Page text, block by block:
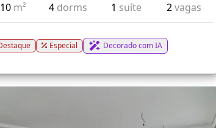
m² 4 dorms 1 suíte 2vagas
Especial Decorado com IA